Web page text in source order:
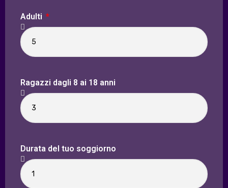
Adulti
Ragazzi dagli 8 ai 18 anni
Durata del tuo soggiorno